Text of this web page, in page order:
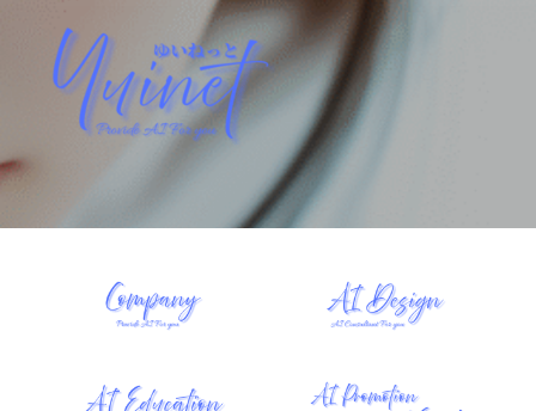
YUINET PROVIDE AI FOR YOU